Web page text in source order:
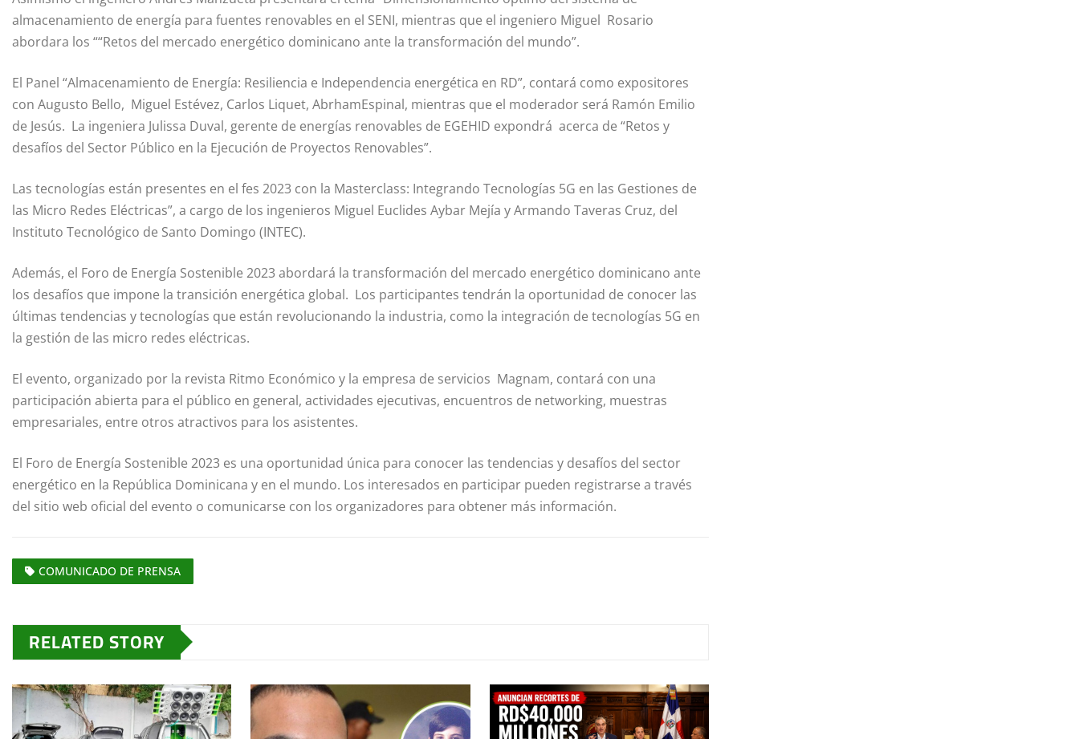
almacenamiento de energía para fuentes renovables en el SENI, mientras que el ingeniero Miguel Rosario
abordara los ““Retos del mercado energético dominicano ante la transformación del mundo”.
El Panel “Almacenamiento de Energía: Resiliencia e Independencia energética en RD”, contará como expositores
con Augusto Bello, Miguel Estévez, Carlos Liquet, AbrhamEspinal, mientras que el moderador será Ramón Emilio
de Jesús. La ingeniera Julissa Duval, gerente de energías renovables de EGEHID expondrá acerca de “Retos y
desafíos del Sector Público en la Ejecución de Proyectos Renovables”.
Las tecnologías están presentes en el fes 2023 con la Masterclass: Integrando Tecnologías 5G en las Gestiones de
las Micro Redes Eléctricas”, a cargo de los ingenieros Miguel Euclides Aybar Mejía y Armando Taveras Cruz, del
Instituto Tecnológico de Santo Domingo (INTEC).
Además, el Foro de Energía Sostenible 2023 abordará la transformación del mercado energético dominicano ante
los desafíos que impone la transición energética global. Los participantes tendrán la oportunidad de conocer las
últimas tendencias y tecnologías que están revolucionando la industria, como la integración de tecnologías 5G en
la gestión de las micro redes eléctricas.
El evento, organizado por la revista Ritmo Económico y la empresa de servicios Magnam, contará con una
participación abierta para el público en general, actividades ejecutivas, encuentros de networking, muestras
empresariales, entre otros atractivos para los asistentes.
El Foro de Energía Sostenible 2023 es una oportunidad única para conocer las tendencias y desafíos del sector
energético en la República Dominicana y en el mundo. Los interesados en participar pueden registrarse a través
del sitio web oficial del evento o comunicarse con los organizadores para obtener más información.
COMUNICADO DE PRENSA
RELATED STORY